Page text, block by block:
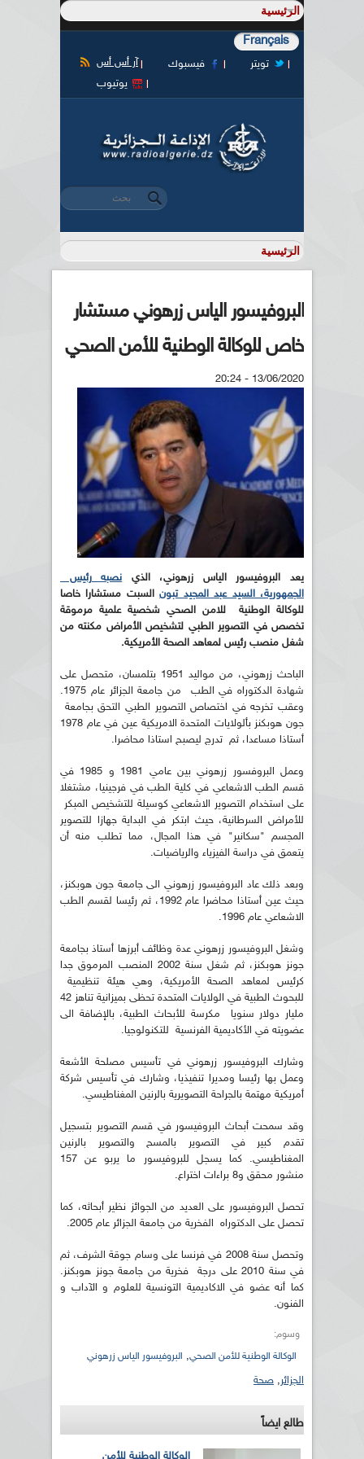
Français
آر أس أس فيسبوك
تويتر
يوتيوب
استمارة البحث
‏بحث ‏
البروفيسور الياس زرهوني مستشار
خاص للوكالة الوطنية للأمن الصحي
13/06/2020 - 20:24
يعد البروفيسور الياس زرهوني، الذي نصبه رئيس
الجمهورية، السيد عبد المجيد تبونالسبت مستشارا خاصا
للوكالة الوطنية للامن الصحي شخصية علمية مرموقة
تخصص في التصوير الطبي لتشخيص الأمراض مكنته من
شغل منصب رئيس لمعاهد الصحة الأمريكية.
الباحث زرهوني، من مواليد 1951 بتلمسان، متحصل على
شهادة الدكتوراه في الطب من جامعة الجزائر عام 1975.
وعقب تخرجه في اختصاص التصوير الطبي التحق بجامعة
جون هوبكنز بألولايات المتحدة الامريكية عين في عام 1978
أستاذا مساعدا، ثم تدرج ليصبح استاذا محاضرا.
وعمل البروفسور زرهوني بين عامي 1981 و 1985 في
قسم الطب الاشعاعي في كلية الطب في فرجينيا، مشتغلا
على استخدام التصوير الاشعاعي كوسيلة للتشخيص المبكر
للأمراض السرطانية، حيث ابتكر في البداية جهازا للتصوير
المجسم "سكانير" في هذا المجال، مما تطلب منه أن
يتعمق في دراسة الفيزياء والرياضيات.
وبعد ذلك عاد البروفيسور زرهوني الى جامعة جون هوبكنز،
حيث عين أستاذا محاضرا عام 1992، ثم رئيسا لقسم الطب
الاشعاعي عام 1996.
وشغل البروفيسور زرهوني عدة وظائف أبرزها أستاذ بجامعة
جونز هوبكنز، ثم شغل سنة 2002 المنصب المرموق جدا
كرئيس لمعاهد الصحة الأمريكية، وهي هيئة تنظيمية
للبحوث الطبية في الولايات المتحدة تحظى بميزانية تناهز 42
مليار دولار سنويا مكرسة للأبحاث الطبية، بالإضافة الى
عضويته في الأكاديمية الفرنسية للتكنولوجيا.
وشارك البروفيسور زرهوني في تأسيس مصلحة الأشعة
وعمل بها رئيسا ومديرا تنفيذيا، وشارك في تأسيس شركة
أمريكية مهتمة بالجراحة التصويرية بالرنين المغناطيسي.
وقد سمحت أبحاث البروفيسور في قسم التصوير بتسجيل
تقدم كبير في التصوير بالمسح والتصوير بالرنين
المغناطيسي. كما يسجل للبروفيسور ما يربو عن 157
منشور محقق و8 براءات اختراع.
تحصل البروفيسور على العديد من الجوائز نظير أبحاثه، كما
تحصل على الدكتوراه الفخرية من جامعة الجزائر عام 2005.
وتحصل سنة 2008 في فرنسا على وسام جوقة الشرف، ثم
في سنة 2010 على درجة فخرية من جامعة جونز هوبكنز.
كما أنه عضو في الاكاديمية التونسية للعلوم و الآداب و
الفنون.
وسوم:
الوكالة الوطنية للأمن الصحي, البروفيسور الياس زرهوني
الجزائر, صحة
طالع ايضاً
الوكالة الوطنية للأمن